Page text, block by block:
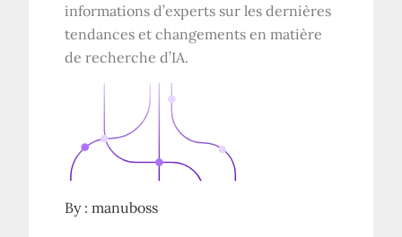
informations d’experts sur les dernières
tendances et changements en matière
de recherche d’IA.
By :manuboss